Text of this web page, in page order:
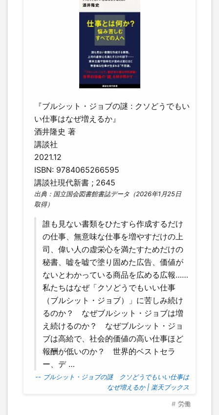
『ブルシット・ジョブの謎 : クソどうでもい
い仕事はなぜ増えるか』
酒井隆史 著
講談社
2021.12
ISBN: 9784065266595
講談社現代新書 ; 2645
出典：国立国会図書館書誌データ（2026年1月25日
取得）
誰も見ない書類をひたすら作成するだけ
の仕事、無意味な仕事を増やすだけの上
司、偉い人の虚栄心を満たすためだけの
秘書、嘘を嘘で塗り固めた広告、価値が
ないとわかっている商品を広める広報……
私たちはなぜ「クソどうでもいい仕事
（ブルシット・ジョブ）」に苦しみ続け
るのか？ なぜブルシット・ジョブは増
え続けるのか？ なぜブルシット・ジョ
ブは高給で、社会的価値の高い仕事ほど
報酬が低いのか？ 世界的ベストセラ
ー、デ …
-- ブルシット・ジョブの謎 クソどうでもいい仕事は
なぜ増えるか | 楽天ブックス
労働